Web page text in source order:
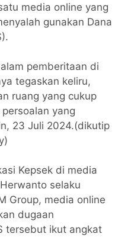
media online yang
gunakan Dana
pemberitaan di
tegaskan keliru,
ruang yang cukup
yang
23 Juli 2024.(dikutip
Kepsek di media
selaku
Group, media online
dugaan
tersebut ikut angkat